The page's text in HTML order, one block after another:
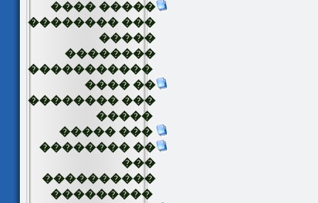
���� �����
�������� ���
�����
��������
�����������
���� ��
�������� ���
�����
����� ���
�������� ��
���
����������
���������